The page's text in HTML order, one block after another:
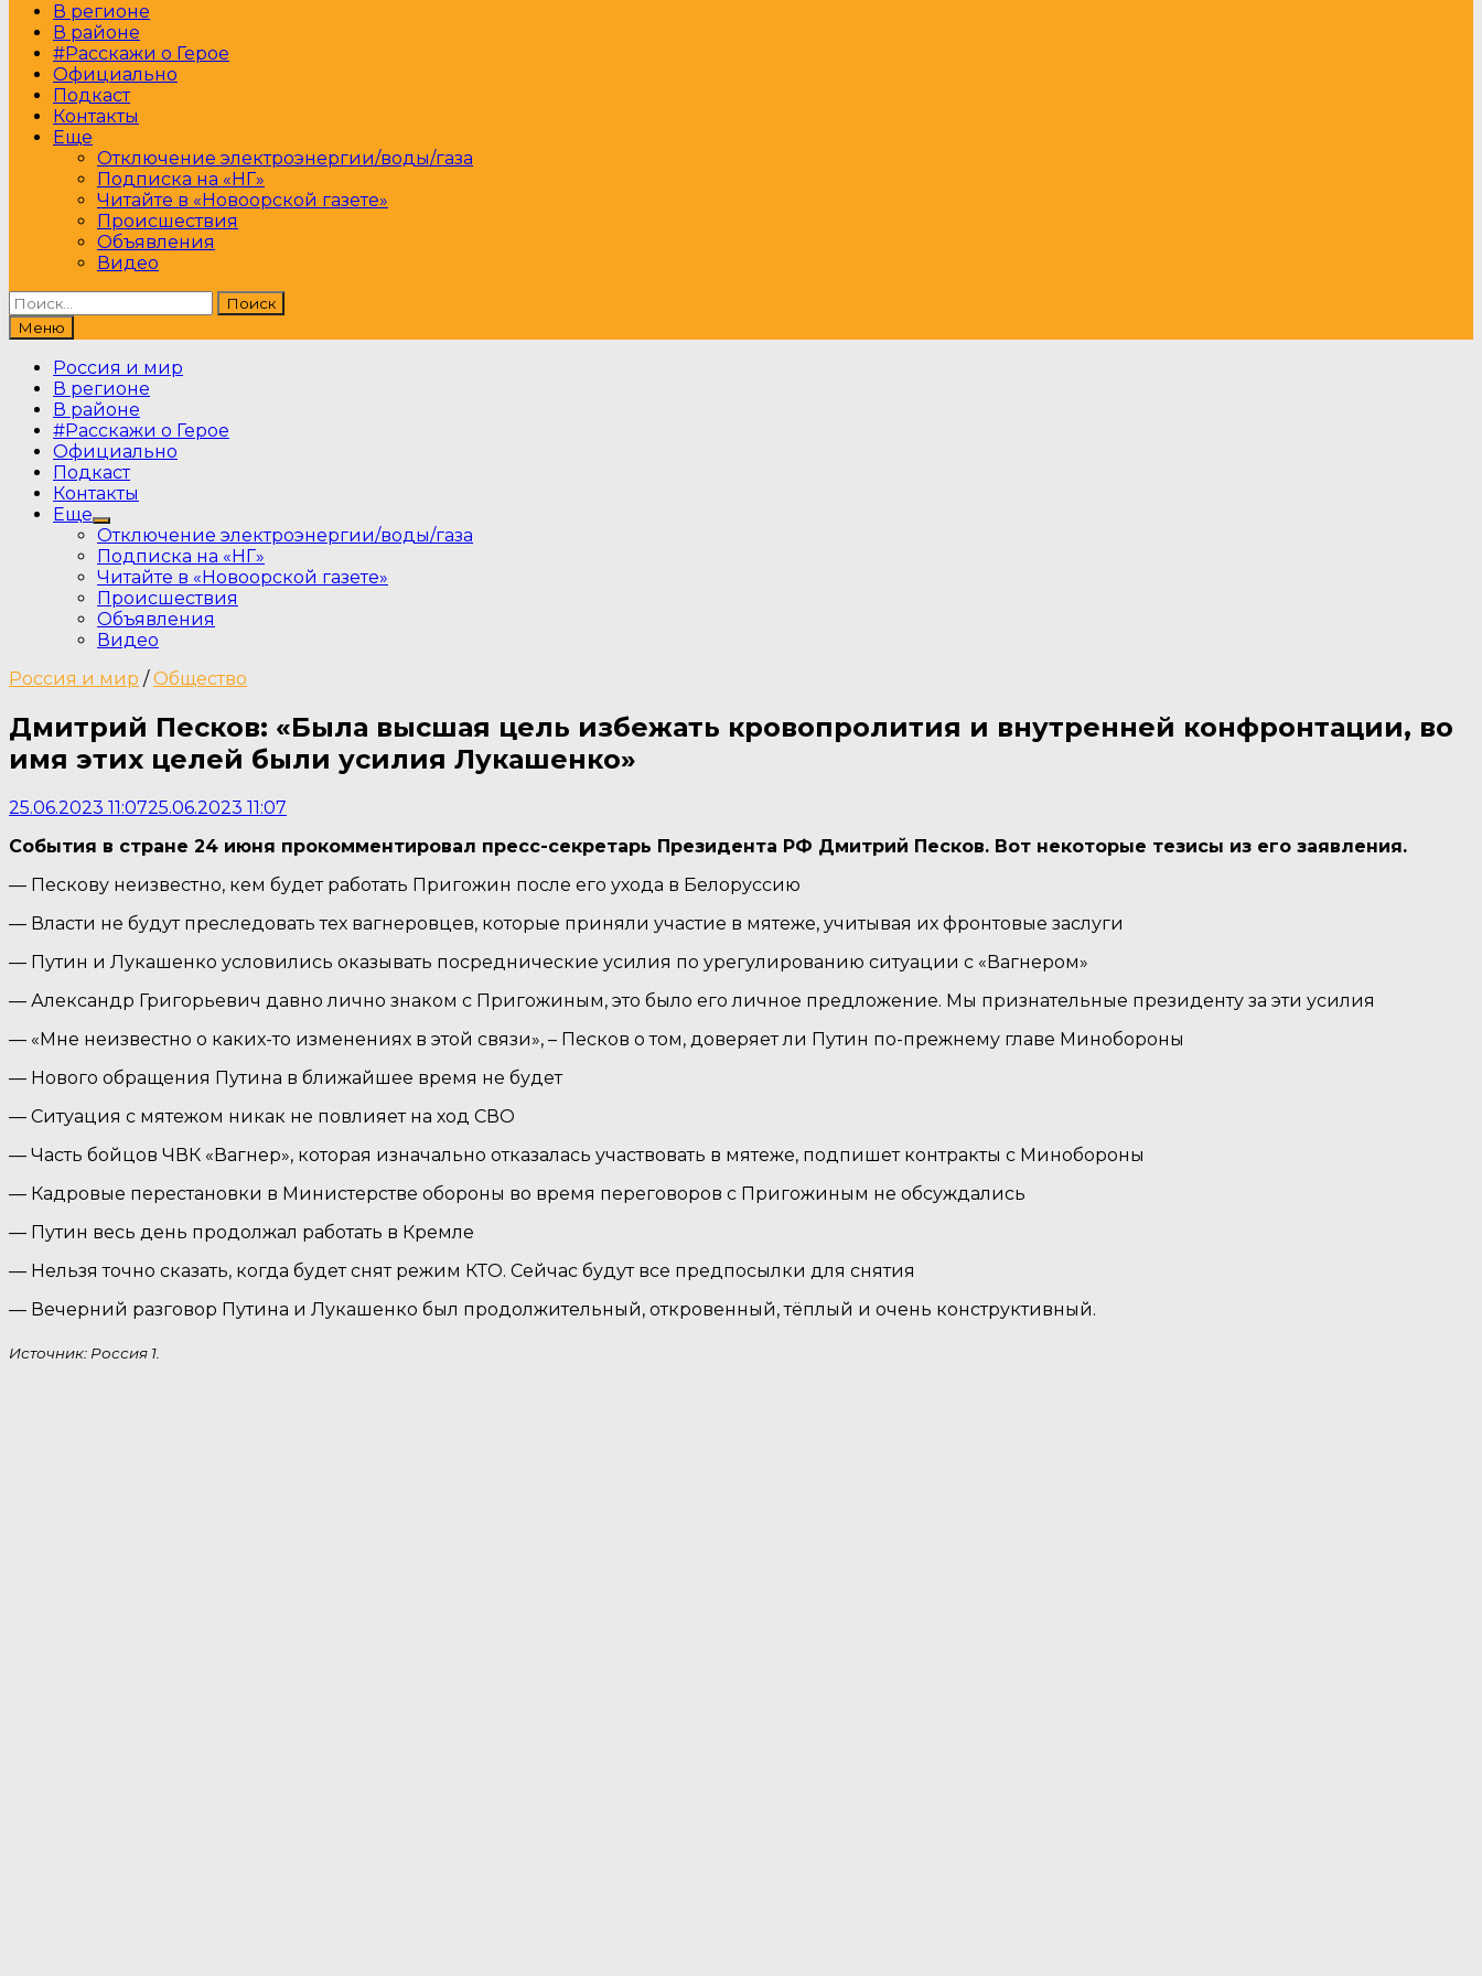
В регионе
В районе
#Расскажи о Герое
Официально
Подкаст
Контакты
Еще
Отключение электроэнергии/воды/газа
Подписка на «НГ»
Читайте в «Новоорской газете»
Происшествия
Объявления
Видео
Найти:
Меню
Россия и мир
В регионе
В районе
#Расскажи о Герое
Официально
Подкаст
Контакты
Еще
Show
sub
menu
Отключение электроэнергии/воды/газа
Подписка на «НГ»
Читайте в «Новоорской газете»
Происшествия
Объявления
Видео
Россия и мир /Общество
Дмитрий Песков: «Была высшая цель избежать кровопролития и внутренней конфронтации, во
имя этих целей были усилия Лукашенко»
25.06.2023 11:0725.06.2023 11:07
События в стране 24 июня прокомментировал пресс-секретарь Президента РФ Дмитрий Песков. Вот некоторые тезисы из его заявления.
— Пескову неизвестно, кем будет работать Пригожин после его ухода в Белоруссию
— Власти не будут преследовать тех вагнеровцев, которые приняли участие в мятеже, учитывая их фронтовые заслуги
— Путин и Лукашенко условились оказывать посреднические усилия по урегулированию ситуации с «Вагнером»
— Александр Григорьевич давно лично знаком с Пригожиным, это было его личное предложение. Мы признательные президенту за эти усилия
— «Мне неизвестно о каких-то изменениях в этой связи», – Песков о том, доверяет ли Путин по-прежнему главе Минобороны
— Нового обращения Путина в ближайшее время не будет
— Ситуация с мятежом никак не повлияет на ход СВО
— Часть бойцов ЧВК «Вагнер», которая изначально отказалась участвовать в мятеже, подпишет контракты с Минобороны
— Кадровые перестановки в Министерстве обороны во время переговоров с Пригожиным не обсуждались
— Путин весь день продолжал работать в Кремле
— Нельзя точно сказать, когда будет снят режим КТО. Сейчас будут все предпосылки для снятия
— Вечерний разговор Путина и Лукашенко был продолжительный, откровенный, тёплый и очень конструктивный.
Источник: Россия 1.